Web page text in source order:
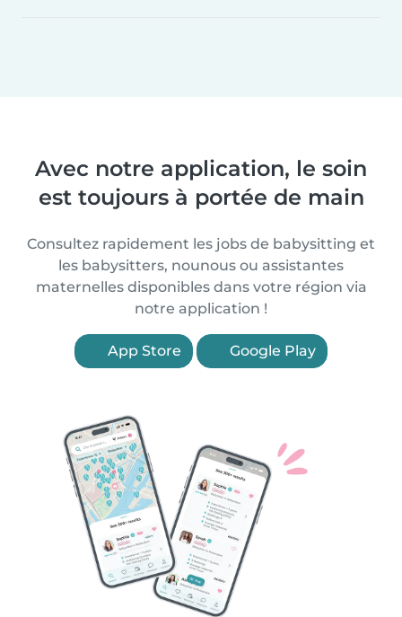
Avec notre application, le soin
est toujours à portée de main
Consultez rapidement les jobs de babysitting et
les babysitters, nounous ou assistantes
maternelles disponibles dans votre région via
notre application !
App Store Google Play